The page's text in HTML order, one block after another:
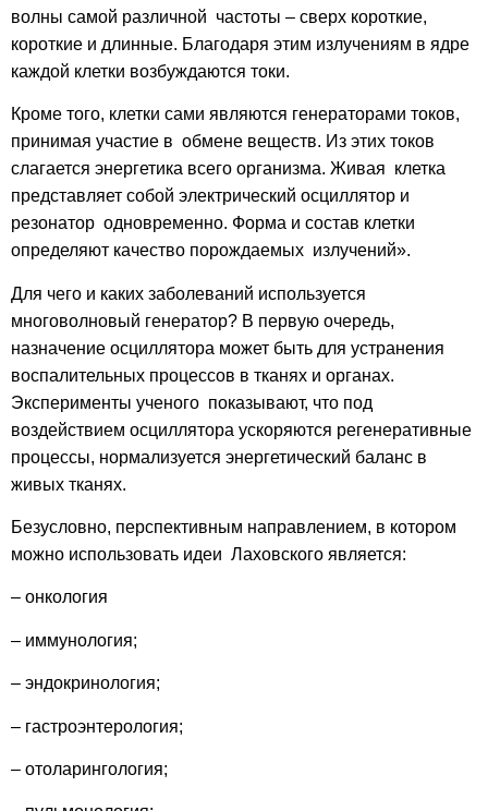
волны самой различной частоты – сверх короткие,
короткие и длинные. Благодаря этим излучениям в ядре
каждой клетки возбуждаются токи.
Кроме того, клетки сами являются генераторами токов,
принимая участие в обмене веществ. Из этих токов
слагается энергетика всего организма. Живая клетка
представляет собой электрический осциллятор и
резонатор одновременно. Форма и состав клетки
определяют качество порождаемых излучений».
Для чего и каких заболеваний используется
многоволновый генератор? В первую очередь,
назначение осциллятора может быть для устранения
воспалительных процессов в тканях и органах.
Эксперименты ученого показывают, что под
воздействием осциллятора ускоряются регенеративные
процессы, нормализуется энергетический баланс в
живых тканях.
Безусловно, перспективным направлением, в котором
можно использовать идеи Лаховского является:
– онкология
– иммунология;
– эндокринология;
– гастроэнтерология;
– отоларингология;